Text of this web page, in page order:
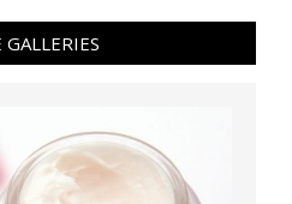
GALLERIES